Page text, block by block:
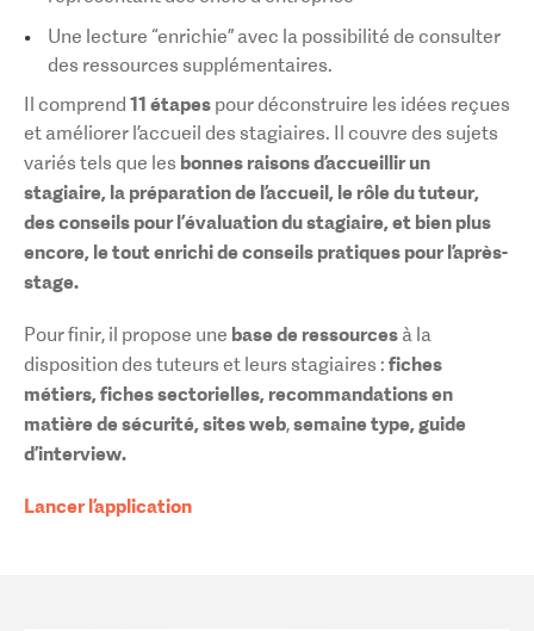
Une lecture “enrichie” avec la possibilité de consulter
des ressources supplémentaires.
Il comprend 11 étapes pour déconstruire les idées reçues
et améliorer l’accueil des stagiaires. Il couvre des sujets
variés tels que les bonnes raisons d’accueillir un
stagiaire, la préparation de l’accueil, le rôle du tuteur,
des conseils pour l’évaluation du stagiaire, et bien plus
encore, le tout enrichi de conseils pratiques pour l’après-
stage.
Pour finir, il propose une base de ressources à la
disposition des tuteurs et leurs stagiaires : fiches
métiers, fiches sectorielles, recommandations en
matière de sécurité, sites web,semaine type, guide
d’interview.
Lancer l’application